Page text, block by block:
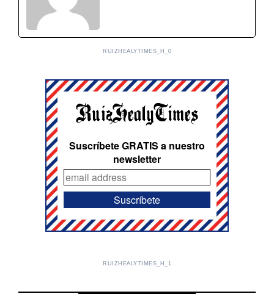
RUIZHEALYTIMES_H_0
Suscríbete GRATIS a nuestro
newsletter
RUIZHEALYTIMES_H_1